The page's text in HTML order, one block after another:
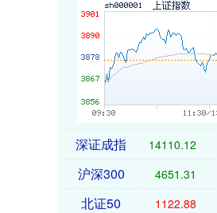
深证成指 14110.12
沪深300 4651.31
北证50 1122.88